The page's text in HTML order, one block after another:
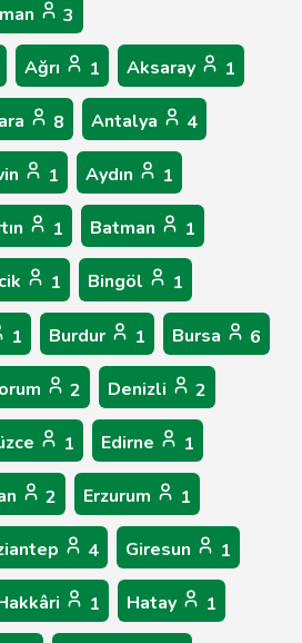
3
Ağrı 1 Aksaray 1
8 Antalya 4
1 Aydın 1
1 Batman 1
1 Bingöl 1
1 Burdur 1 Bursa 6
2 Denizli 2
1 Edirne 1
2 Erzurum 1
4 Giresun 1
1 Hatay 1